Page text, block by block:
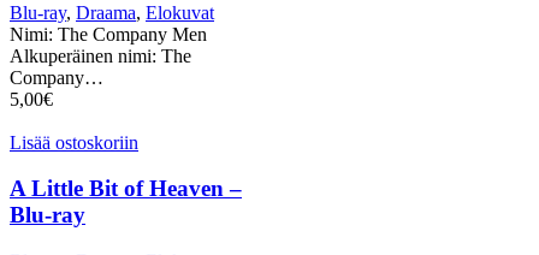
Blu-ray, Draama, Elokuvat
Nimi: The Company Men
Alkuperäinen nimi: The
Company…
5,00€
Lisää ostoskoriin
A Little Bit of Heaven –
Blu-ray